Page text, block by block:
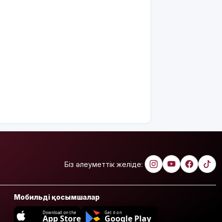
Біз әлеуметтік желіде:
Мобильді қосымшалар
Download on the
App Store
Get it on
Google Play